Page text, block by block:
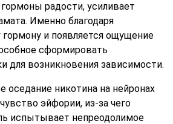
радости, усиливает
Именно благодаря
и появляется ощущение
сформировать
для возникновения зависимости.
оседание никотина на нейронах
эйфории, из-за чего
испытывает непреодолимое